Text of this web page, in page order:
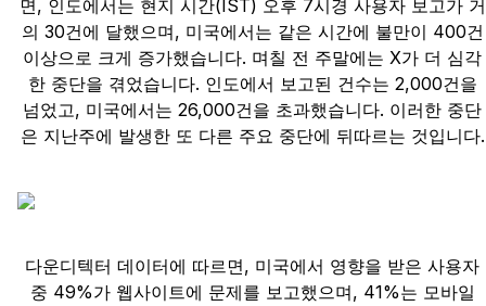
면, 인도에서는 현지 시간(IST) 오후 7시경 사용자 보고가 거
의 30건에 달했으며, 미국에서는 같은 시간에 불만이 400건
이상으로 크게 증가했습니다. 며칠 전 주말에는 X가 더 심각
한 중단을 겪었습니다. 인도에서 보고된 건수는 2,000건을
넘었고, 미국에서는 26,000건을 초과했습니다. 이러한 중단
은 지난주에 발생한 또 다른 주요 중단에 뒤따르는 것입니다.
다운디텍터 데이터에 따르면, 미국에서 영향을 받은 사용자
중 49%가 웹사이트에 문제를 보고했으며, 41%는 모바일